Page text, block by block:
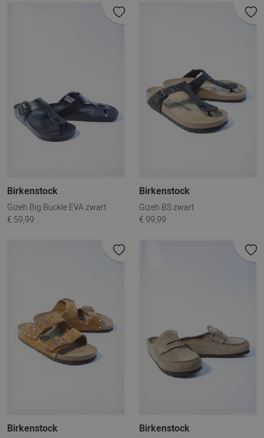
Birkenstock
Gizeh Big Buckle EVA zwart
€ 59,99
Birkenstock
Gizeh BS zwart
€ 99,99
Birkenstock Birkenstock